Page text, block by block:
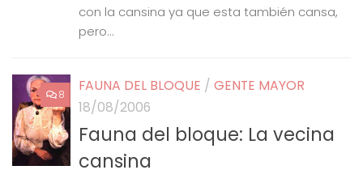
con la cansina ya que esta también cansa,
pero...
8 FAUNA DEL BLOQUE / GENTE MAYOR
18/08/2006
Fauna del bloque: La vecina
cansina